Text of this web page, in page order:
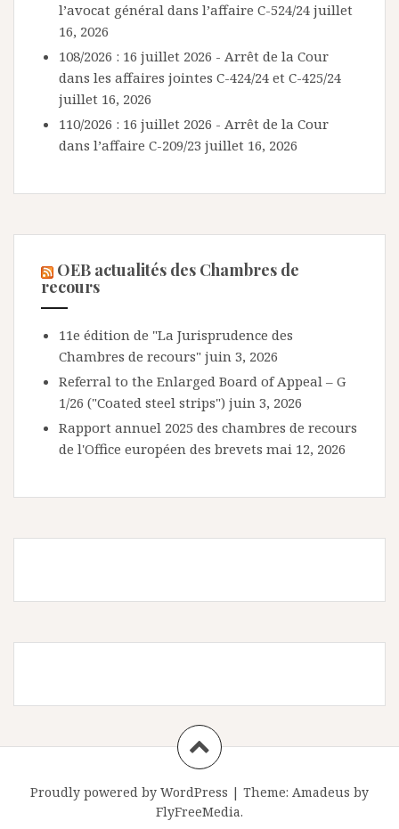
l’avocat général dans l’affaire C-524/24 juillet
16, 2026
108/2026 : 16 juillet 2026 - Arrêt de la Cour
dans les affaires jointes C-424/24 et C-425/24
juillet 16, 2026
110/2026 : 16 juillet 2026 - Arrêt de la Cour
dans l’affaire C-209/23 juillet 16, 2026
OEB actualités des Chambres de
recours
11e édition de "La Jurisprudence des
Chambres de recours" juin 3, 2026
Referral to the Enlarged Board of Appeal – G
1/26 ("Coated steel strips") juin 3, 2026
Rapport annuel 2025 des chambres de recours
de l'Office européen des brevets mai 12, 2026
Proudly powered by WordPress | Theme: Amadeus by
FlyFreeMedia.